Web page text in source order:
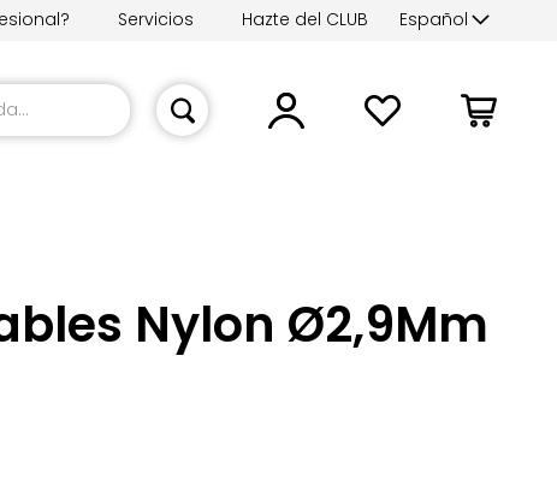
Lenguaje
Español
Hazte del CLUB
Servicios
Mi cesta
Nylon Ø2,9Mm